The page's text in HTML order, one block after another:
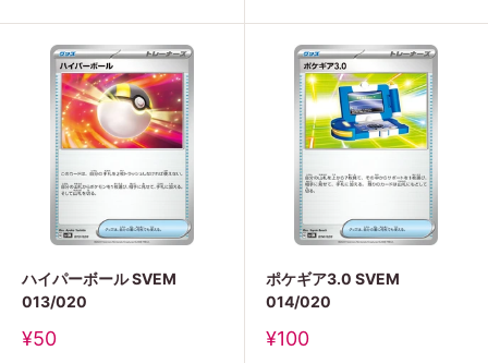
ハイパーボール SVEM
013/020
販
¥50
ポケギア3.0 SVEM
014/020
販
¥100